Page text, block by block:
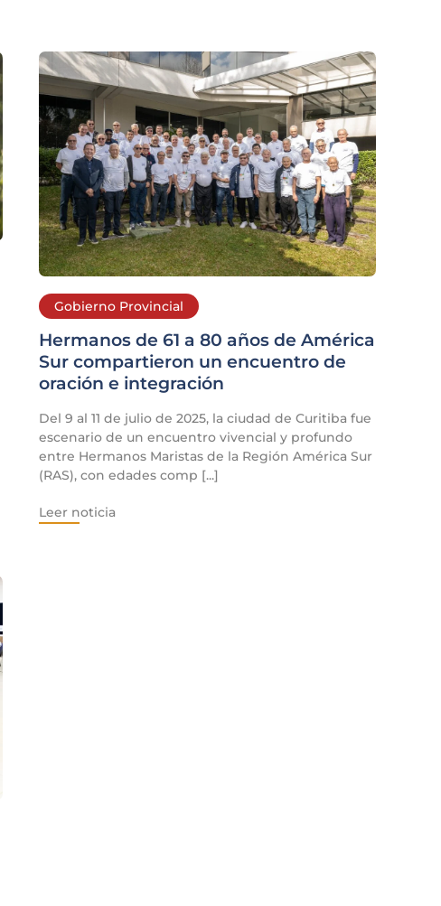
Gobierno Provincial
Hermanos de 61 a 80 años de América
Sur compartieron un encuentro de
oración e integración
Del 9 al 11 de julio de 2025, la ciudad de Curitiba fue
escenario de un encuentro vivencial y profundo
entre Hermanos Maristas de la Región América Sur
(RAS), con edades comp [...]
Leer noticia